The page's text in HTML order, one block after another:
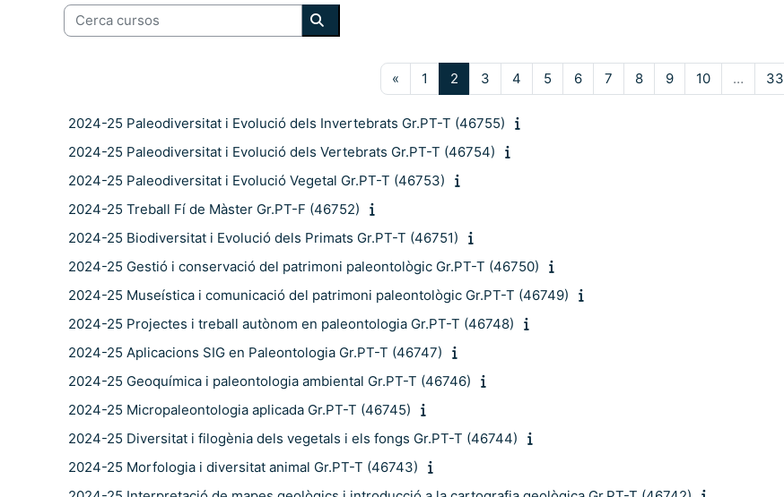
Cerca cursos
Cerca cursos
« Pàgina anterior
1 Pàgina 1
2 Pàgina 2
3 Pàgina 3
4 Pàgina 4
5 Pàgina 5
6Pàgina 6
7 Pàgina 7
8Pàgina 8
9Pàgina 9
10Pàgina 10
… 33
2024-25 Paleodiversitat i Evolució dels Invertebrats Gr.PT-T (46755)
2024-25 Paleodiversitat i Evolució dels Vertebrats Gr.PT-T (46754)
2024-25 Paleodiversitat i Evolució Vegetal Gr.PT-T (46753)
2024-25 Treball Fí de Màster Gr.PT-F (46752)
2024-25 Biodiversitat i Evolució dels Primats Gr.PT-T (46751)
2024-25 Gestió i conservació del patrimoni paleontològic Gr.PT-T (46750)
2024-25 Museística i comunicació del patrimoni paleontològic Gr.PT-T (46749)
2024-25 Projectes i treball autònom en paleontologia Gr.PT-T (46748)
2024-25 Aplicacions SIG en Paleontologia Gr.PT-T (46747)
2024-25 Geoquímica i paleontologia ambiental Gr.PT-T (46746)
2024-25 Micropaleontologia aplicada Gr.PT-T (46745)
2024-25 Diversitat i filogènia dels vegetals i els fongs Gr.PT-T (46744)
2024-25 Morfologia i diversitat animal Gr.PT-T (46743)